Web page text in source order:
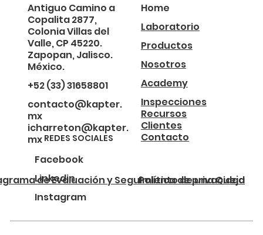
Antiguo Camino a
Copalita 2877,
Colonia Villas del
Valle, CP 45220.
Zapopan, Jalisco.
México.
+52 (33) 31658801
contacto@kapter.
mx
icharreton@kapter.
mx
Home
Nosotros
Laboratorio
Academy
Productos
Inspecciones
Recursos
Clientes
Contacto
REDES SOCIALES
Facebook
Linkedin
Instagram
Política de privacidad
de Evaluación y Seguimiento de una Queja